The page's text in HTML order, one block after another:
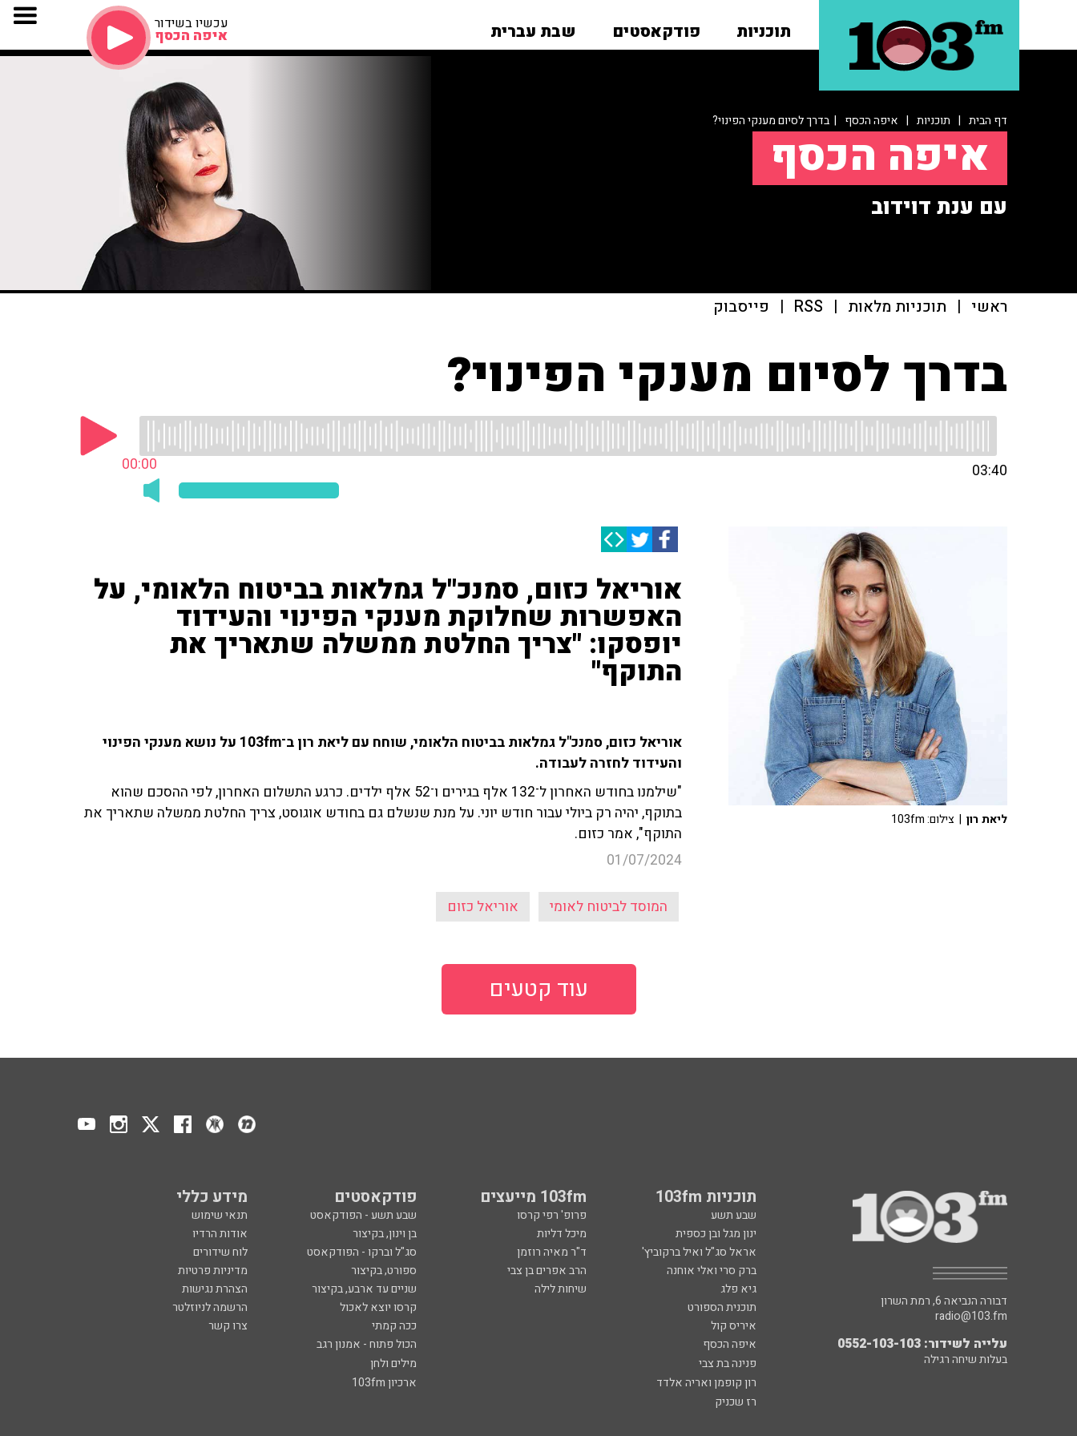
תוכניות פודקאסטים שבת עברית עכשיו בשידור
איפה הכסף
דף הבית | תוכניות | איפה הכסף | בדרך לסיום מענקי הפינוי?
איפה הכסף
עם ענת דוידוב
ראשי | תוכניות מלאות |
RSS
| פייסבוק
בדרך לסיום מענקי הפינוי?
00:00 03:40
אוריאל כזום, סמנכ"ל גמלאות בביטוח הלאומי, על
האפשרות שחלוקת מענקי הפינוי והעידוד
יופסקו: "צריך החלטת ממשלה שתאריך את
התוקף"
אוריאל כזום, סמנכ"ל גמלאות בביטוח הלאומי, שוחח עם ליאת רון ב־103fm על נושא מענקי הפינוי
והעידוד לחזרה לעבודה.
"שילמנו בחודש האחרון ל־132 אלף בגירים ו־52 אלף ילדים. כרגע התשלום האחרון, לפי ההסכם שהוא
בתוקף, יהיה רק ביולי עבור חודש יוני. על מנת שנשלם גם בחודש אוגוסט, צריך החלטת ממשלה שתאריך את
התוקף", אמר כזום.
01/07/2024
המוסד לביטוח לאומי אוריאל כזום
ליאת רון | צילום: 103fm
עוד קטעים
תוכניות 103fm 103fm מייעצים פודקאסטים מידע כללי
שבע תשע פרופ' רפי קרסו שבע תשע - הפודקאסט
תנאי שימוש
ינון מגל ובן כספית
מיכל דליות בן וינון, בקיצור
אודות הרדיו
אראל סג"ל ואיל ברקוביץ'
ד"ר מאיה רוזמן סג"ל וברקו - הפודקאסט
לוח שידורים
ברק סרי ואלי אוחנה
הרב אפרים בן צבי ספורט, בקיצור
מדיניות פרטיות
גיא פלג
שיחות לילה שניים עד ארבע, בקיצור
הצהרת נגישות
תוכנית הספורט
קרסו יוצא לאכול
הרשמה לניוזלטר
איריס קול
ככה קמתי
צרו קשר
איפה הכסף
הכול פתוח - אמנון רגב
פנינה בת צבי
מילים ולחן
רון קופמן ואריה אלדד
ארכיון 103fm
רז שכניק
דבורה הנביאה 6, רמת השרון
radio@103.fm
עלייה לשידור: 0552-103-103
בעלות שיחה רגילה